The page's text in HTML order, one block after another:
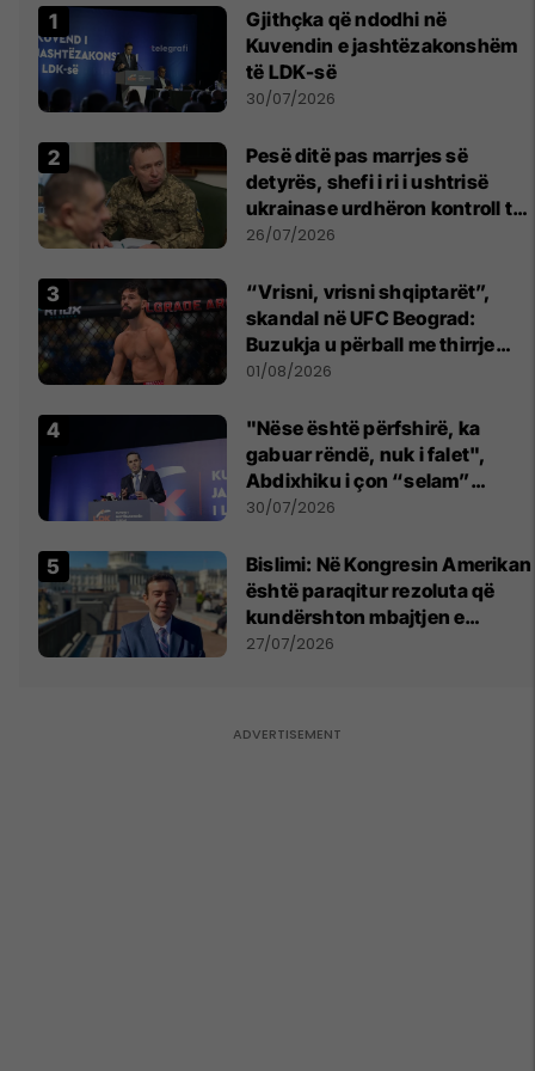
Gjithçka që ndodhi në
Kuvendin e jashtëzakonshëm
të LDK-së
30/07/2026
Pesë ditë pas marrjes së
detyrës, shefi i ri i ushtrisë
ukrainase urdhëron kontroll të
madh
26/07/2026
“Vrisni, vrisni shqiptarët”,
skandal në UFC Beograd:
Buzukja u përball me thirrje
anti-shqiptare nga tribunat
01/08/2026
"Nëse është përfshirë, ka
gabuar rëndë, nuk i falet",
Abdixhiku i çon “selam”
Përparim Ramës
30/07/2026
Bislimi: Në Kongresin Amerikan
është paraqitur rezoluta që
kundërshton mbajtjen e
Asamblesë Parlamentare të
27/07/2026